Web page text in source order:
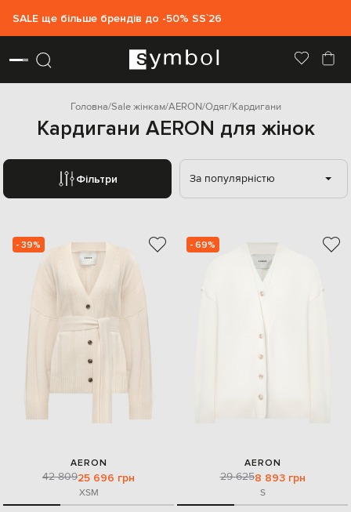
SALE ще більше брендів до -50% SS`26
Головна Sale жінкам AERON Одяг Кардигани
Кардигани AERON для жінок
Фільтри За популярністю
- 39%
AERON
42 80925 696 грн
XSM
- 69%
AERON
29 6258 893 грн
S